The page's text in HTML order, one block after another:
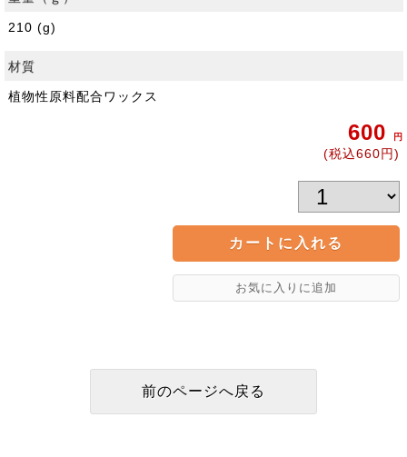
210 (g)
材質
植物性原料配合ワックス
600 円
(税込660円)